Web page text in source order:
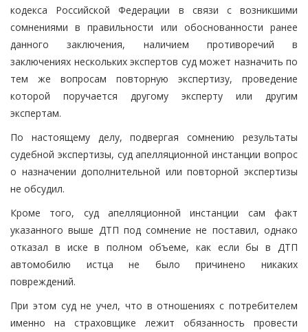
кодекса Российской Федерации в связи с возникшими
сомнениями в правильности или обоснованности ранее
данного заключения, наличием противоречий в
заключениях нескольких экспертов суд может назначить по
тем же вопросам повторную экспертизу, проведение
которой поручается другому эксперту или другим
экспертам.
По настоящему делу, подвергая сомнению результаты
судебной экспертизы, суд апелляционной инстанции вопрос
о назначении дополнительной или повторной экспертизы
не обсудил.
Кроме того, суд апелляционной инстанции сам факт
указанного выше ДТП под сомнение не поставил, однако
отказал в иске в полном объеме, как если бы в ДТП
автомобилю истца не было причинено никаких
повреждений.
При этом суд не учел, что в отношениях с потребителем
именно на страховщике лежит обязанность провести